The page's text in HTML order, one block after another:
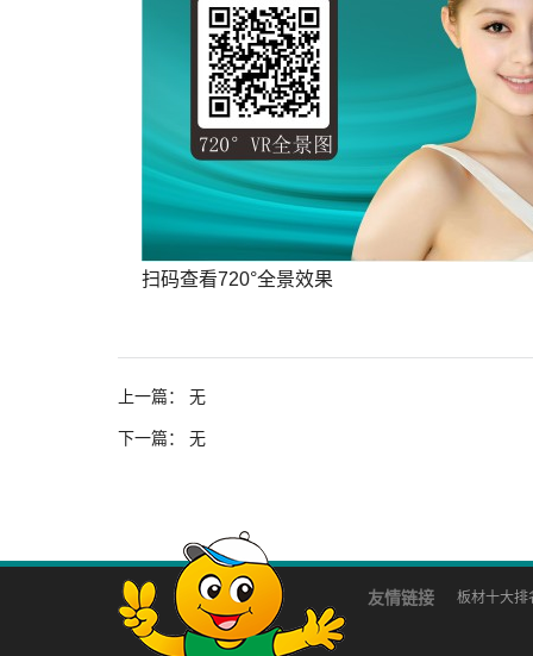
扫码查看720°全景效果
上一篇： 无
下一篇： 无
友情链接 板材十大排